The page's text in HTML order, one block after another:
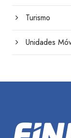
Turismo
Unidades